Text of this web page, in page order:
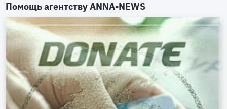
Помощь агентствуANNA-NEWS